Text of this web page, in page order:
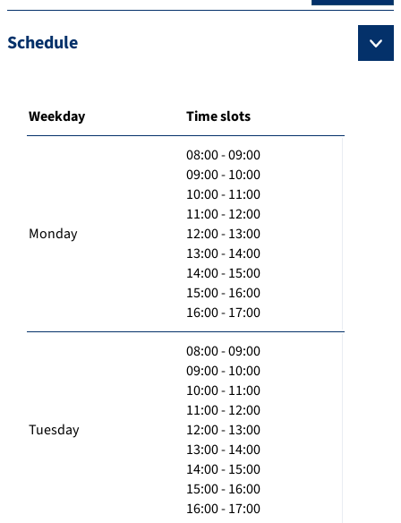
Schedule
Weekday Time slots
Monday
08:00 - 09:00
09:00 - 10:00
10:00 - 11:00
11:00 - 12:00
12:00 - 13:00
13:00 - 14:00
14:00 - 15:00
15:00 - 16:00
16:00 - 17:00
Tuesday
08:00 - 09:00
09:00 - 10:00
10:00 - 11:00
11:00 - 12:00
12:00 - 13:00
13:00 - 14:00
14:00 - 15:00
15:00 - 16:00
16:00 - 17:00